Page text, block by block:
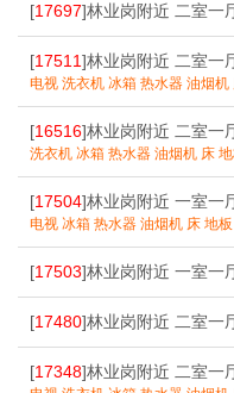
[17697]林业岗附近 二室一
[17511]林业岗附近 二室一
电视 洗衣机 冰箱 热水器 油烟机
[16516]林业岗附近 二室一
洗衣机 冰箱 热水器 油烟机 床
[17504]林业岗附近 一室一
电视 冰箱 热水器 油烟机 床 地板
[17503]林业岗附近 一室一
[17480]林业岗附近 二室一
[17348]林业岗附近 二室一